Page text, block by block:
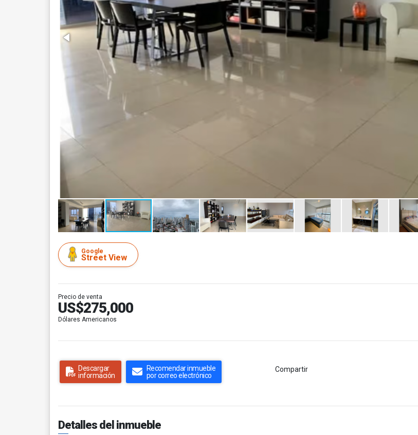
Google
Street View
Precio de venta
US$275,000
Dólares Americanos
Descargar
información
Recomendar inmueble
por correo electrónico
Compartir
Detalles del inmueble